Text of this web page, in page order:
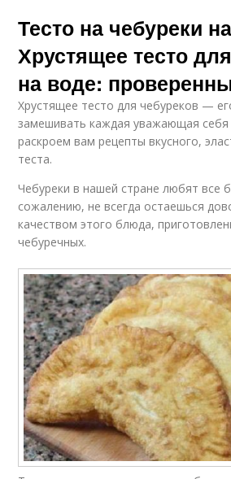
Тесто на чебуреки
Хрустящее тесто
на воде:
Хрустящее тесто для чебуреков —
замешивать каждая уважающая
раскроем вам рецепты вкусного,
теста.
Чебуреки в нашей стране любят все
сожалению, не всегда остаешься
качеством этого блюда,
чебуречных.